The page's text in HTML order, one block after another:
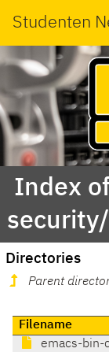
Studenten
Index
Directories
Parent
Filename
emacs-bin-